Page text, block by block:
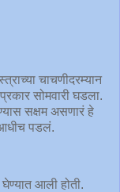
चाचणीदरम्यान
सोमवारी घडला.
सक्षम असणारं हे
पडलं.
घेण्यात आली होती.